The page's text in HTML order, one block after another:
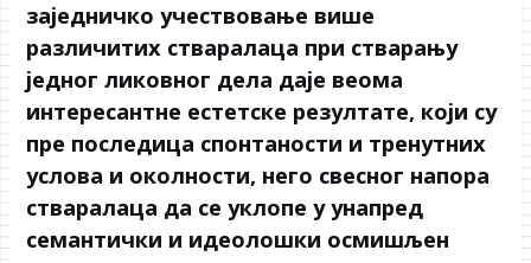
заједничко учествовање више
различитих стваралаца при стварању
једног ликовног дела даје веома
интересантне естетске резултате, који су
пре последица спонтаности и тренутних
услова и околности, него свесног напора
стваралаца да се уклопе у унапред
семантички и идеолошки осмишљен